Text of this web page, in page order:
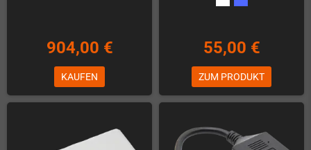
904,00 €
KAUFEN
55,00 €
ZUM PRODUKT